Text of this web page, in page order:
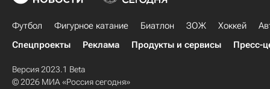
Футбол Фигурное катание Биатлон ЗОЖ Хоккей
Спецпроекты
Реклама Продукты и сервисы Пресс-
Версия 2023.1 Beta
© 2026 МИА «Россия сегодня»